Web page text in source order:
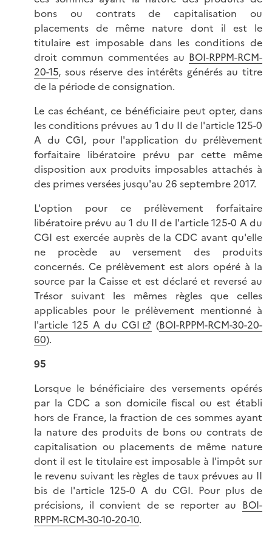
bons ou contrats de capitalisation ou
placements de même nature dont il est le
titulaire est imposable dans les conditions de
droit commun commentées au BOI-RPPM-RCM-
20-15, sous réserve des intérêts générés au titre
de la période de consignation.
Le cas échéant, ce bénéficiaire peut opter, dans
les conditions prévues au 1 du II de l'article 125-0
A du CGI, pour l'application du prélèvement
forfaitaire libératoire prévu par cette même
disposition aux produits imposables attachés à
des primes versées jusqu'au 26 septembre 2017.
L'option pour ce prélèvement forfaitaire
libératoire prévu au 1 du II de l'article 125-0 A du
CGI est exercée auprès de la CDC avant qu'elle
ne procède au versement des produits
concernés. Ce prélèvement est alors opéré à la
source par la Caisse et est déclaré et reversé au
Trésor suivant les mêmes règles que celles
applicables pour le prélèvement mentionné à
l'article 125 A du CGI (BOI-RPPM-RCM-30-20-
60).
95
Lorsque le bénéficiaire des versements opérés
par la CDC a son domicile fiscal ou est établi
hors de France, la fraction de ces sommes ayant
la nature des produits de bons ou contrats de
capitalisation ou placements de même nature
dont il est le titulaire est imposable à l'impôt sur
le revenu suivant les règles de taux prévues au II
bis de l'article 125-0 A du CGI. Pour plus de
précisions, il convient de se reporter au BOI-
RPPM-RCM-30-10-20-10.